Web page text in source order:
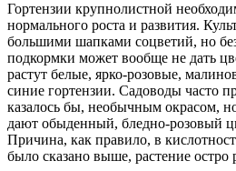
Гортензии крупнолистной
нормального роста и развития.
большими шапками соцветий, но
подкормки может вообще не дать
растут белые, ярко-розовые,
синие гортензии. Садоводы часто
казалось бы, необычным окрасом,
дают обыденный, бледно-розовый
Причина, как правило, в
было сказано выше, растение остро